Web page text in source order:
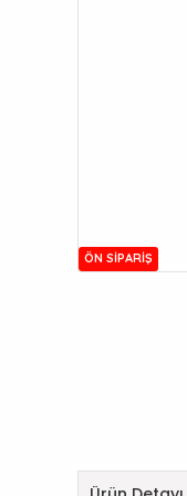
ÖN SIPARIŞ